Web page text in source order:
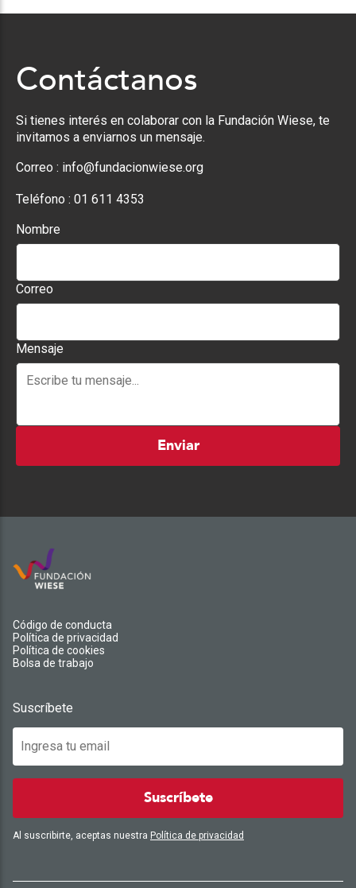
Contáctanos
Si tienes interés en colaborar con la Fundación Wiese, te
invitamos a enviarnos un mensaje.
Correo : info@fundacionwiese.org
Teléfono : 01 611 4353
Nombre
Correo
Mensaje
Enviar
Código de conducta
Política de privacidad
Política de cookies
Bolsa de trabajo
Suscríbete
Suscríbete
Al suscribirte, aceptas nuestra Política de privacidad